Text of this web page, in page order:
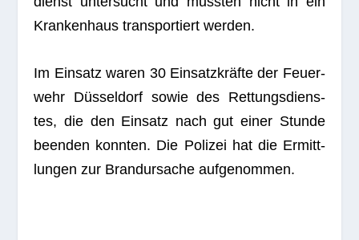
Kran­ken­haus trans­por­tiert werden.
Im Ein­satz waren 30 Ein­satz­kräfte der Feu­er­
wehr Düs­sel­dorf sowie des Ret­tungs­diens­
tes, die den Ein­satz nach gut einer Stunde
been­den konn­ten. Die Poli­zei hat die Ermitt­
lun­gen zur Brand­ur­sa­che aufgenommen.